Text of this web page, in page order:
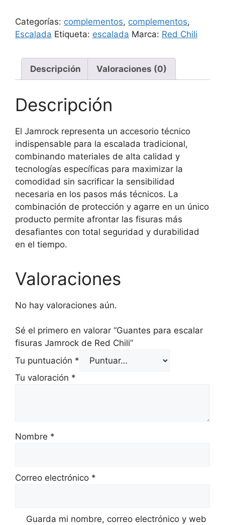
de
Red
cantidad
Categorías: complementos, complementos,
Escalada Etiqueta: escalada Marca: Red Chili
Descripción Valoraciones (0)
Descripción
El Jamrock representa un accesorio técnico
indispensable para la escalada tradicional,
combinando materiales de alta calidad y
tecnologías específicas para maximizar la
comodidad sin sacrificar la sensibilidad
necesaria en los pasos más técnicos. La
combinación de protección y agarre en un único
producto permite afrontar las fisuras más
desafiantes con total seguridad y durabilidad
en el tiempo.
Valoraciones
No hay valoraciones aún.
Sé el primero en valorar “Guantes para escalar
fisuras Jamrock de Red Chili”
Tu puntuación *
Tu valoración *
Nombre *
Correo electrónico *
Guarda mi nombre, correo electrónico y web